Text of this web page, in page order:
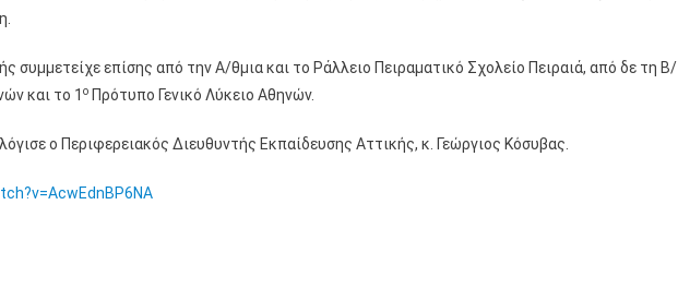
συμμετείχε επίσης από την Α/θμια και το Ράλλειο Πειραματικό Σχολείο Πειραιά, από δε τη Β/
και το 1 ο Πρότυπο Γενικό Λύκειο Αθηνών.
ο Περιφερειακός Διευθυντής Εκπαίδευσης Αττικής, κ. Γεώργιος Κόσυβας.